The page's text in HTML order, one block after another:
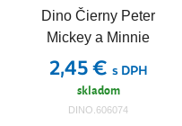
Dino Čierny Peter
Mickey a Minnie
2,45 € s DPH
skladom
DINO.606074